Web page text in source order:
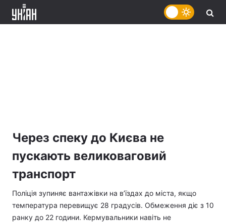
Через спеку до Києва не
пускають великоваговий
транспорт
Поліція зупиняє вантажівки на в’їздах до міста, якщо
температура перевищує 28 градусів. Обмеження діє з 10
ранку до 22 години. Кермувальники навіть не